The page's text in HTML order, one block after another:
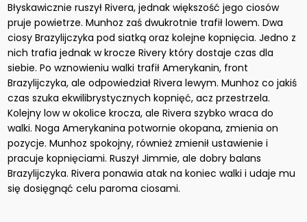
Błyskawicznie ruszył Rivera, jednak większość jego ciosów
pruje powietrze. Munhoz zaś dwukrotnie trafił lowem. Dwa
ciosy Brazylijczyka pod siatką oraz kolejne kopnięcia. Jedno z
nich trafia jednak w krocze Rivery który dostaje czas dla
siebie. Po wznowieniu walki trafił Amerykanin, front
Brazylijczyka, ale odpowiedział Rivera lewym. Munhoz co jakiś
czas szuka ekwilibrystycznych kopnięć, acz przestrzela.
Kolejny low w okolice krocza, ale Rivera szybko wraca do
walki. Noga Amerykanina potwornie okopana, zmienia on
pozycje. Munhoz spokojny, również zmienił ustawienie i
pracuje kopnięciami. Ruszył Jimmie, ale dobry balans
Brazylijczyka. Rivera ponawia atak na koniec walki i udaje mu
się dosięgnąć celu paroma ciosami.